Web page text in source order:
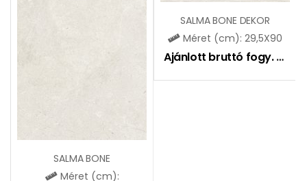
SALMA BONE
Méret (cm):
SALMA BONE DEKOR
Méret (cm): 29,5X90
Ajánlott bruttó fogy. ár: